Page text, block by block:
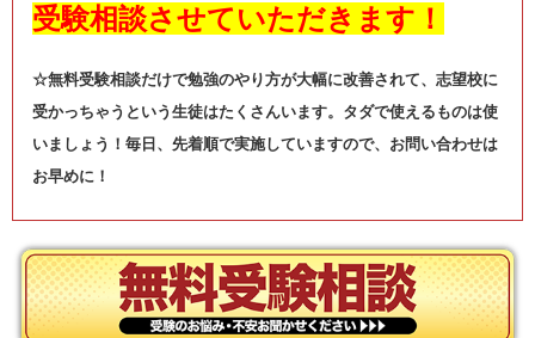
受験相談させていただきます！
☆無料受験相談だけで勉強のやり方が大幅に改善されて、志望校に
受かっちゃうという生徒はたくさんいます。タダで使えるものは使
いましょう！毎日、先着順で実施していますので、お問い合わせは
お早めに！